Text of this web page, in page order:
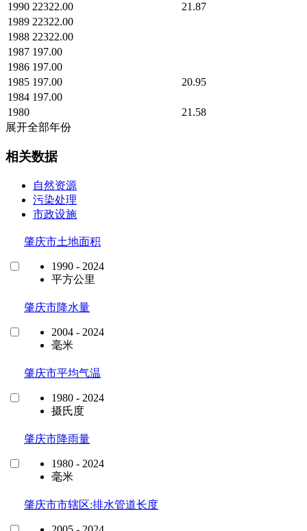
1990 22322.00
21.87
1989 22322.00
1988 22322.00
1987 197.00
1986 197.00
1985 197.00
20.95
1984 197.00
1980
21.58
展开全部年份
相关数据
自然资源
污染处理
市政设施
肇庆市土地面积
1990 - 2024
平方公里
肇庆市降水量
2004 - 2024
毫米
肇庆市平均气温
1980 - 2024
摄氏度
肇庆市降雨量
1980 - 2024
毫米
肇庆市市辖区:排水管道长度